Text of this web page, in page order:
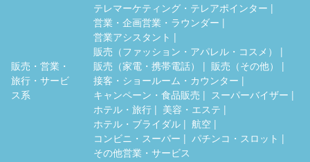
販売・営業・
旅行・サービ
ス系
テレマーケティング・テレアポインター
営業・企画営業・ラウンダー
営業アシスタント
販売（ファッション・アパレル・コスメ）
販売（家電・携帯電話）
販売（その他）
接客・ショールーム・カウンター
キャンペーン・食品販売
スーパーバイザー
ホテル・旅行
美容・エステ
ホテル・ブライダル
航空
コンビニ・スーパー
パチンコ・スロット
その他営業・サービス